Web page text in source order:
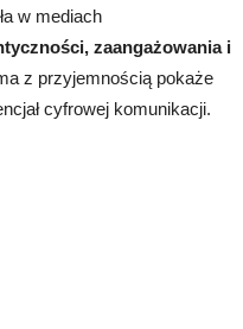
w mediach
zaangażowania i
z przyjemnością pokaże
cyfrowej komunikacji.